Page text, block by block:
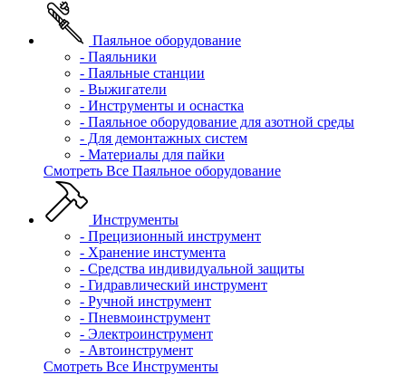
Паяльное оборудование
- Паяльники
- Паяльные станции
- Выжигатели
- Инструменты и оснастка
- Паяльное оборудование для азотной среды
- Для демонтажных систем
- Материалы для пайки
Смотреть Все Паяльное оборудование
Инструменты
- Прецизионный инструмент
- Хранение инстумента
- Средства индивидуальной защиты
- Гидравлический инструмент
- Ручной инструмент
- Пневмоинструмент
- Электроинструмент
- Автоинструмент
Смотреть Все Инструменты